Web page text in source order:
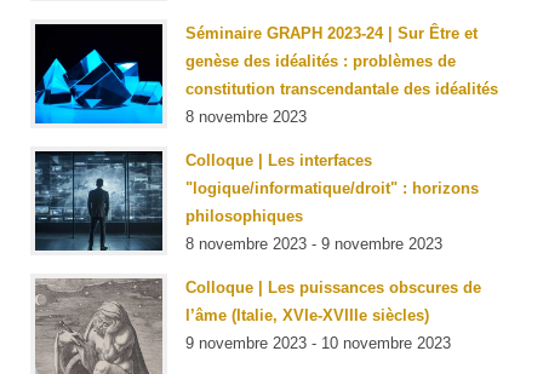
Séminaire GRAPH 2023-24 | Sur Être et
genèse des idéalités : problèmes de
constitution transcendantale des idéalités
8 novembre 2023
Colloque | Les interfaces
"logique/informatique/droit" : horizons
philosophiques
8 novembre 2023 - 9 novembre 2023
Colloque | Les puissances obscures de
l’âme (Italie, XVIe-XVIIIe siècles)
9 novembre 2023 - 10 novembre 2023